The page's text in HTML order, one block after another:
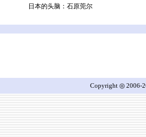
日本的头脑：石原莞尔
Copyright ◎ 2006-